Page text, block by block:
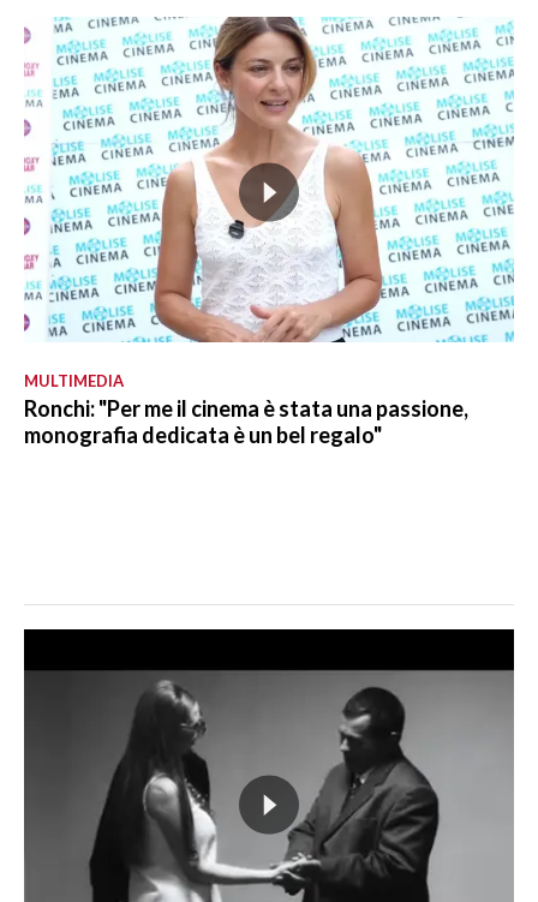
MULTIMEDIA
Ronchi: "Per me il cinema è stata una passione,
monografia dedicata è un bel regalo"